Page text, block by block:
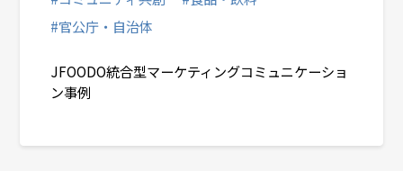
JFOODO統合型マーケティングコミュニケーショ
ン事例
#官公庁・自治体